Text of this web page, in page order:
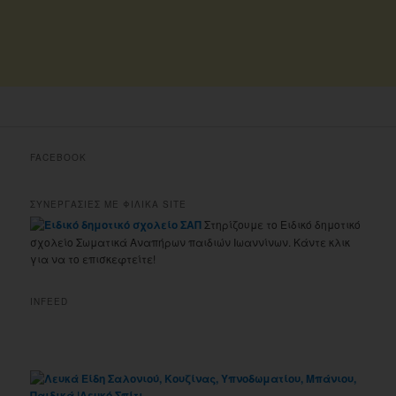
FACEBOOK
ΣΥΝΕΡΓΑΣΙΕΣ ΜΕ ΦΙΛΙΚΑ SITE
Στηρίζουμε το Ειδικό δημοτικό
σχολείο Σωματικά Αναπήρων παιδιών Ιωαννίνων. Κάντε κλικ
για να το επισκεφτείτε!
INFEED